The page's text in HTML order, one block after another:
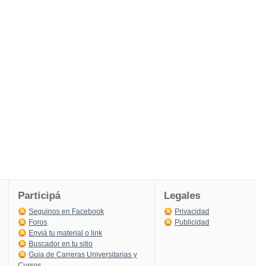
Participá
Seguinos en Facebook
Foros
Enviá tu material o link
Buscador en tu sitio
Guia de Carreras Universitarias y
Legales
Privacidad
Publicidad